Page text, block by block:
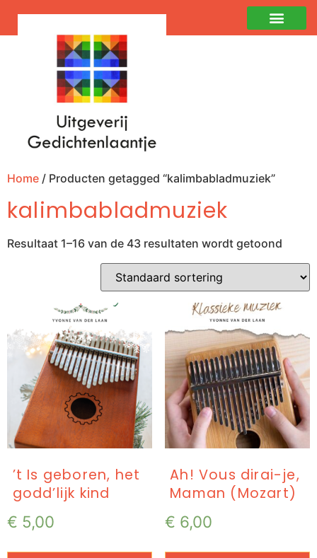
Home / Producten getagged “kalimbabladmuziek”
kalimbabladmuziek
Resultaat 1–16 van de 43 resultaten wordt getoond
’t Is geboren, het
godd’lijk kind
€ 5,00
Ah! Vous dirai-je,
Maman (Mozart)
€ 6,00